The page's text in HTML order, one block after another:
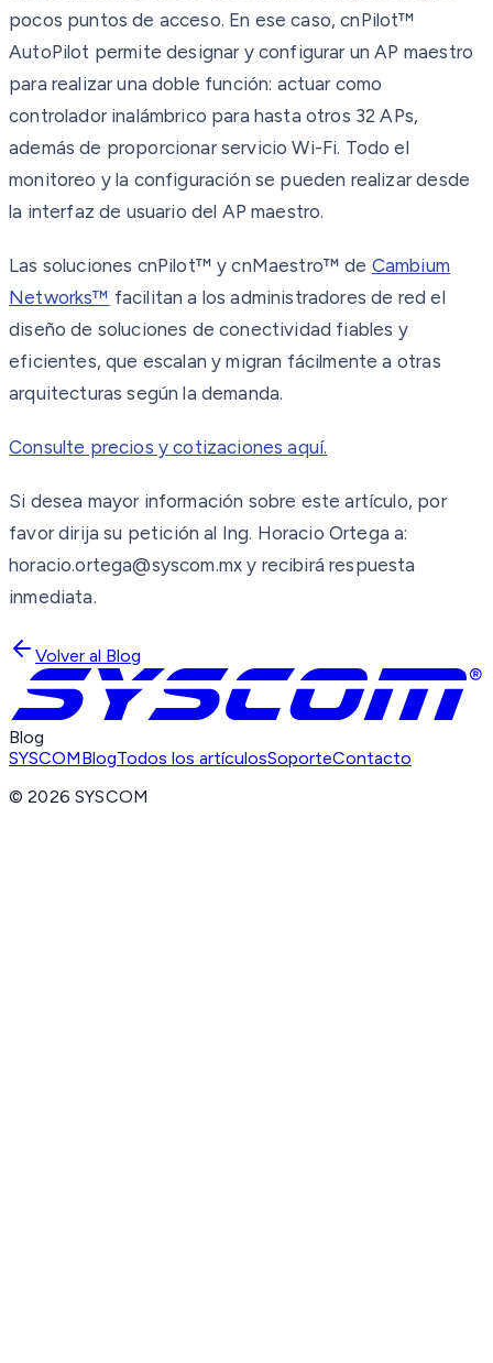
pocos puntos de acceso. En ese caso, cnPilot™
AutoPilot permite designar y configurar un AP maestro
para realizar una doble función: actuar como
controlador inalámbrico para hasta otros 32 APs,
además de proporcionar servicio Wi-Fi. Todo el
monitoreo y la configuración se pueden realizar desde
la interfaz de usuario del AP maestro.
Las soluciones cnPilot™ y cnMaestro™ de Cambium
Networks™ facilitan a los administradores de red el
diseño de soluciones de conectividad fiables y
eficientes, que escalan y migran fácilmente a otras
arquitecturas según la demanda.
Consulte precios y cotizaciones aquí.
Si desea mayor información sobre este artículo, por
favor dirija su petición al Ing. Horacio Ortega a:
horacio.ortega@syscom.mx y recibirá respuesta
inmediata.
Volver al Blog
Blog
SYSCOMBlogTodos los artículosSoporteContacto
©2026 SYSCOM